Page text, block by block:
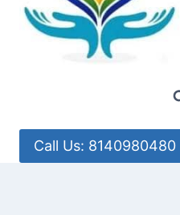
Call Us: 8140980480